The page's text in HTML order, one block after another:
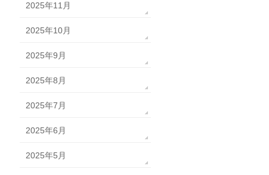
2025年11月
2025年10月
2025年9月
2025年8月
2025年7月
2025年6月
2025年5月